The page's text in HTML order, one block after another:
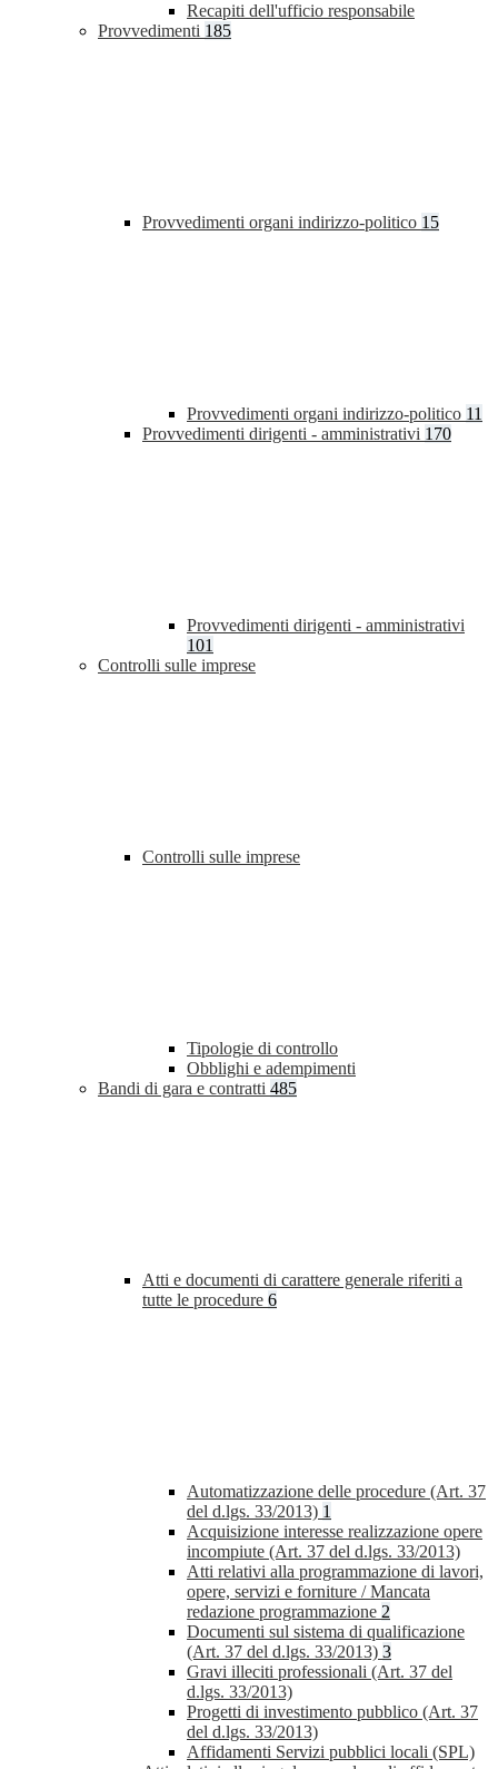
Recapiti dell'ufficio responsabile
Provvedimenti 185
Provvedimenti organi indirizzo-politico 15
Provvedimenti organi indirizzo-politico 11
Provvedimenti dirigenti - amministrativi 170
Provvedimenti dirigenti - amministrativi
101
Controlli sulle imprese
Controlli sulle imprese
Tipologie di controllo
Obblighi e adempimenti
Bandi di gara e contratti 485
Atti e documenti di carattere generale riferiti a
tutte le procedure 6
Automatizzazione delle procedure (Art. 37
del d.lgs. 33/2013) 1
Acquisizione interesse realizzazione opere
incompiute (Art. 37 del d.lgs. 33/2013)
Atti relativi alla programmazione di lavori,
opere, servizi e forniture / Mancata
redazione programmazione 2
Documenti sul sistema di qualificazione
(Art. 37 del d.lgs. 33/2013) 3
Gravi illeciti professionali (Art. 37 del
d.lgs. 33/2013)
Progetti di investimento pubblico (Art. 37
del d.lgs. 33/2013)
Affidamenti Servizi pubblici locali (SPL)